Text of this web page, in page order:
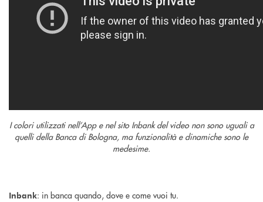
I colori utilizzati nell’App e nel sito Inbank del video non sono uguali a
quelli della Banca di Bologna, ma funzionalità e dinamiche sono le
medesime.
Inbank: in banca quando, dove e come vuoi tu.